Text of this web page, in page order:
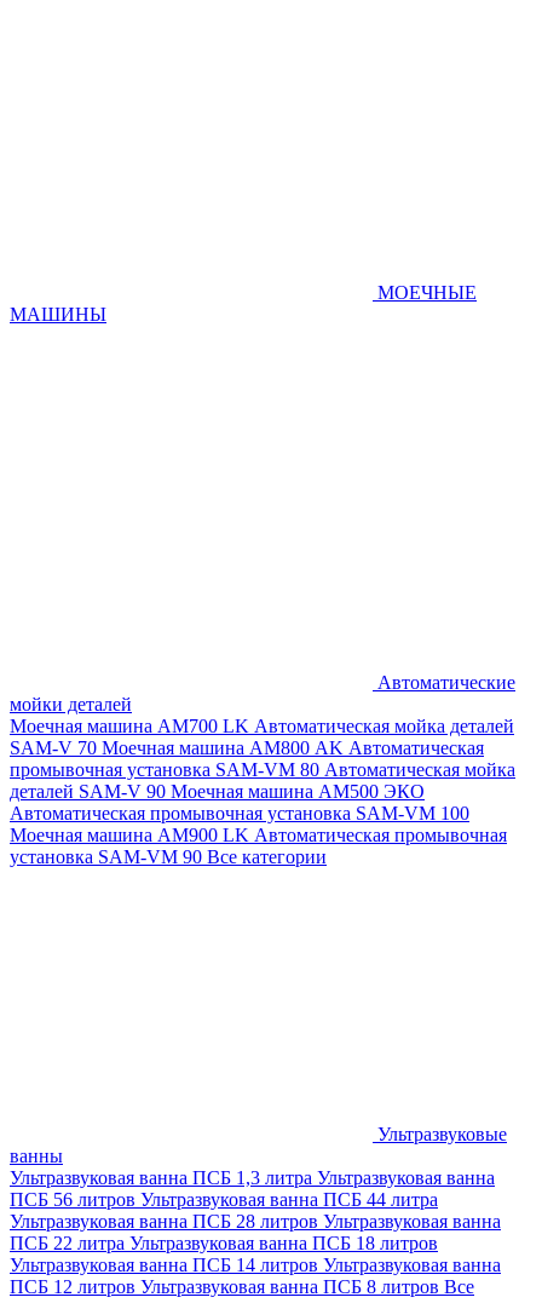
МОЕЧНЫЕ
МАШИНЫ
Автоматические
мойки деталей
Моечная машина AM700 LK Автоматическая мойка деталей
SAM-V 70 Моечная машина АМ800 AK Автоматическая
промывочная установка SAM-VM 80 Автоматическая мойка
деталей SAM-V 90 Моечная машина АМ500 ЭКО
Автоматическая промывочная установка SAM-VM 100
Моечная машина AM900 LK Автоматическая промывочная
установка SAM-VM 90 Все категории
Ультразвуковые
ванны
Ультразвуковая ванна ПСБ 1,3 литра Ультразвуковая ванна
ПСБ 56 литров Ультразвуковая ванна ПСБ 44 литра
Ультразвуковая ванна ПСБ 28 литров Ультразвуковая ванна
ПСБ 22 литра Ультразвуковая ванна ПСБ 18 литров
Ультразвуковая ванна ПСБ 14 литров Ультразвуковая ванна
ПСБ 12 литров Ультразвуковая ванна ПСБ 8 литров Все